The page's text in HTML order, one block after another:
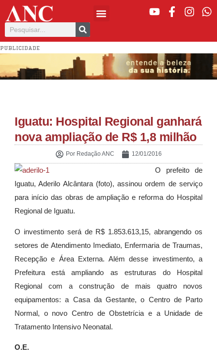
PUBLICIDADE
Iguatu: Hospital Regional ganhará
nova ampliação de R$ 1,8 milhão
PorRedação ANC 12/01/2016
O prefeito de
Iguatu, Aderilo Alcântara (foto), assinou ordem de serviço
para início das obras de ampliação e reforma do Hospital
Regional de Iguatu.
O investimento será de R$ 1.853.613,15, abrangendo os
setores de Atendimento Imediato, Enfermaria de Traumas,
Recepção e Área Externa. Além desse investimento, a
Prefeitura está ampliando as estruturas do Hospital
Regional com a construção de mais quatro novos
equipamentos: a Casa da Gestante, o Centro de Parto
Normal, o novo Centro de Obstetrícia e a Unidade de
Tratamento Intensivo Neonatal.
O.E.